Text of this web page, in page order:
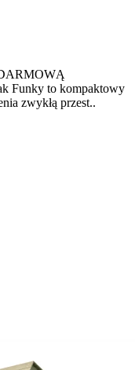
Funky to kompaktowy
zwykłą przest..